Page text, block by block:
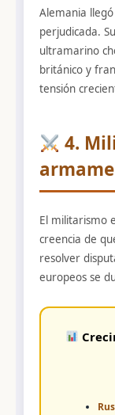
Alemania
perjudicada.
ultramarino
británico y
tensión
4.
El militarismo
creencia de
resolver
europeos se